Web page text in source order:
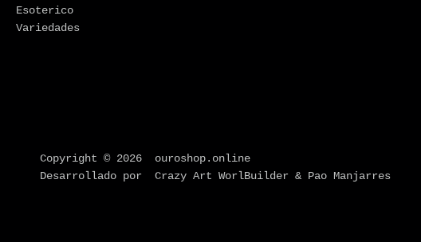
Esoterico
Variedades
Copyright © 2026 ouroshop.online
Desarrollado por Crazy Art WorlBuilder & Pao Manjarres